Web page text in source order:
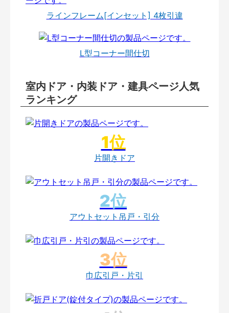
ラインフレーム[インセット] 4枚引違
L型コーナー間仕切
室内ドア・内装ドア・建具ページ人気
ランキング
片開きドア
アウトセット吊戸・引分
巾広引戸・片引